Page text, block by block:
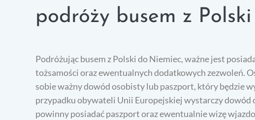
podróży busem z
Podróżując busem z Polski do Niemiec, ważne jest
tożsamości oraz ewentualnych dodatkowych zezwoleń.
sobie ważny dowód osobisty lub paszport, który będzie
przypadku obywateli Unii Europejskiej wystarczy dowód
powinny posiadać paszport oraz ewentualnie wizę